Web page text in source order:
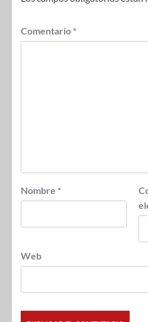
Comentario *
Nombre *
Web